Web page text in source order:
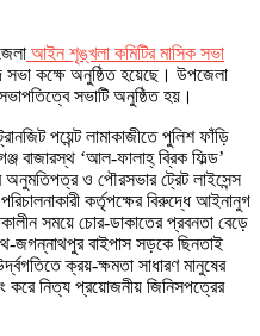
আইন শৃঙ্খলা কমিটির মাসিক সভা
কক্ষে অনুষ্ঠিত হয়েছে। উপজেলা
সভাটি অনুষ্ঠিত হয়।
পয়েন্ট লামাকাজীতে পুলিশ ফাঁড়ি
বাজারস্থ ‘আল-ফালাহ্ ব্রিক ফিল্ড’
ও পৌরসভার ট্রেট লাইসেন্স
কর্তৃপক্ষের বিরুদ্ধে আইনানুগ
সময়ে চোর-ডাকাতের প্রবনতা বেড়ে
জগন্নাথপুর বাইপাস সড়কে ছিনতাই
ক্রয়-ক্ষমতা সাধারণ মানুষের
করে নিত্য প্রয়োজনীয় জিনিসপত্রের